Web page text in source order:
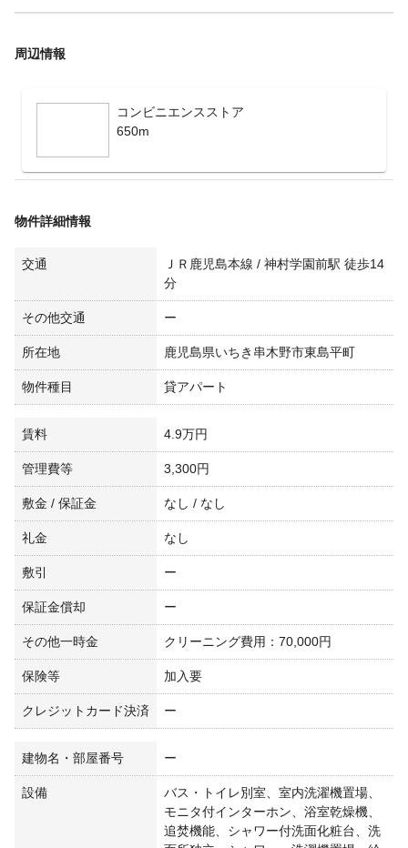
周辺情報
コンビニエンスストア
650m
物件詳細情報
交通
ＪＲ鹿児島本線 / 神村学園前駅 徒歩14
分
その他交通 ー
所在地 鹿児島県いちき串木野市東島平町
物件種目 貸アパート
賃料 4.9万円
管理費等 3,300円
敷金 / 保証金 なし / なし
礼金 なし
敷引 ー
保証金償却 ー
その他一時金 クリーニング費用：70,000円
保険等 加入要
クレジットカード決済 ー
建物名・部屋番号 ー
設備
バス・トイレ別室、室内洗濯機置場、
モニタ付インターホン、浴室乾燥機、
追焚機能、シャワー付洗面化粧台、洗